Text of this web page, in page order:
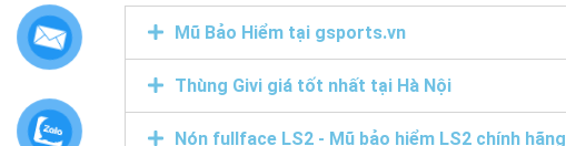
Mũ Bảo Hiểm tại gsports.vn
Thùng Givi giá tốt nhất tại Hà Nội
Nón fullface LS2 - Mũ bảo hiểm LS2 chính hãng